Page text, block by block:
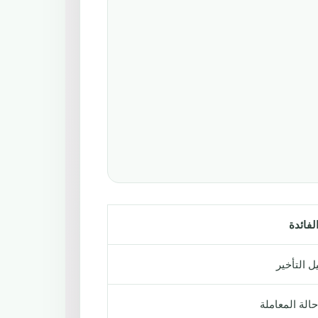
الفائدة
التأخير
المعاملة